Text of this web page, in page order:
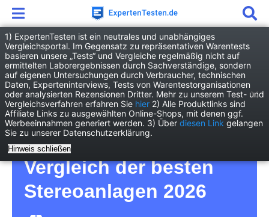
Elektronik Audio/Hifi Stereoanlage
Stereoanlage Test – für
ein unvergessliches
Sounderlebnis –
Vergleich der besten
Stereoanlagen 2026
1) ExpertenTesten ist ein neutrales und unabhängiges
Vergleichsportal. Im Gegensatz zu repräsentativen Warentests
basieren unsere „Tests“ und Vergleiche regelmäßig nicht auf
ermittelten Laborergebnissen durch Sachverständige, sondern
auf eigenen Untersuchungen durch Verbraucher, technischen
Daten, Experteninterviews, Tests von Warentestorganisationen
oder analysierten Rezensionen Dritter. Mehr zu unserem Test- und
Vergleichsverfahren erfahren Sie hier 2) Alle Produktlinks sind
Affiliate Links zu ausgewählten Online-Shops, mit denen ggf.
Werbeeinnahmen generiert werden. 3) Über diesen Link gelangen
Sie zu unserer Datenschutzerklärung.
Hinweis schließen